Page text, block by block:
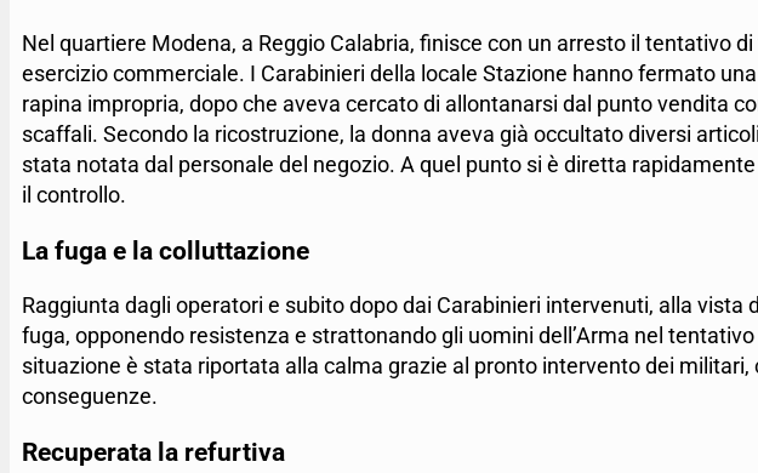
Nel quartiere Modena, a Reggio Calabria, finisce con un arresto il tentativo
esercizio commerciale. I Carabinieri della locale Stazione hanno fermato
rapina impropria, dopo che aveva cercato di allontanarsi dal punto vendita
scaffali. Secondo la ricostruzione, la donna aveva già occultato diversi
stata notata dal personale del negozio. A quel punto si è diretta
il controllo.
La fuga e la colluttazione
Raggiunta dagli operatori e subito dopo dai Carabinieri intervenuti, alla vista
fuga, opponendo resistenza e strattonando gli uomini dell’Arma nel
situazione è stata riportata alla calma grazie al pronto intervento dei militari,
conseguenze.
Recuperata la refurtiva